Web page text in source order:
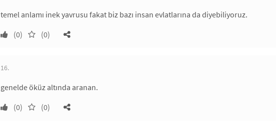
temel anlamı inek yavrusu fakat biz bazı insan evlatlarına da diyebiliyoruz.
(0)
(0)
16.
genelde öküz altında aranan.
(0)
(0)